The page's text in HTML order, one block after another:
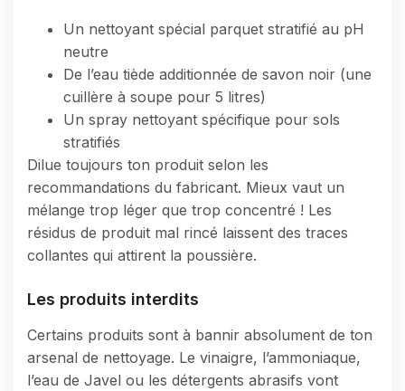
Un nettoyant spécial parquet stratifié au pH
neutre
De l’eau tiède additionnée de savon noir (une
cuillère à soupe pour 5 litres)
Un spray nettoyant spécifique pour sols
stratifiés
Dilue toujours ton produit selon les
recommandations du fabricant. Mieux vaut un
mélange trop léger que trop concentré ! Les
résidus de produit mal rincé laissent des traces
collantes qui attirent la poussière.
Les produits interdits
Certains produits sont à bannir absolument de ton
arsenal de nettoyage. Le vinaigre, l’ammoniaque,
l’eau de Javel ou les détergents abrasifs vont